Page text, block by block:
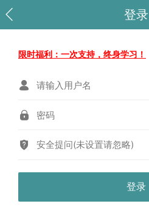
登录
限时福利：一次支持，终身学习！
安全提问(未设置请忽略)
登录